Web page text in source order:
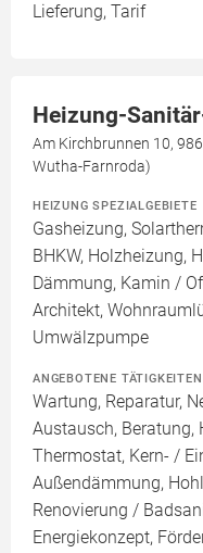
Lieferung, Tarif
Heizung-
Am Kirchbrunnen 10,
Wutha-Farnroda)
HEIZUNG SPEZIALGEBIETE
Gasheizung,
BHKW, Holzheizung,
Dämmung, Kamin /
Architekt,
Umwälzpumpe
ANGEBOTENE TÄTIGKEITEN
Wartung, Reparatur,
Austausch, Beratung,
Thermostat, Kern- /
Außendämmung,
Renovierung /
Energiekonzept,